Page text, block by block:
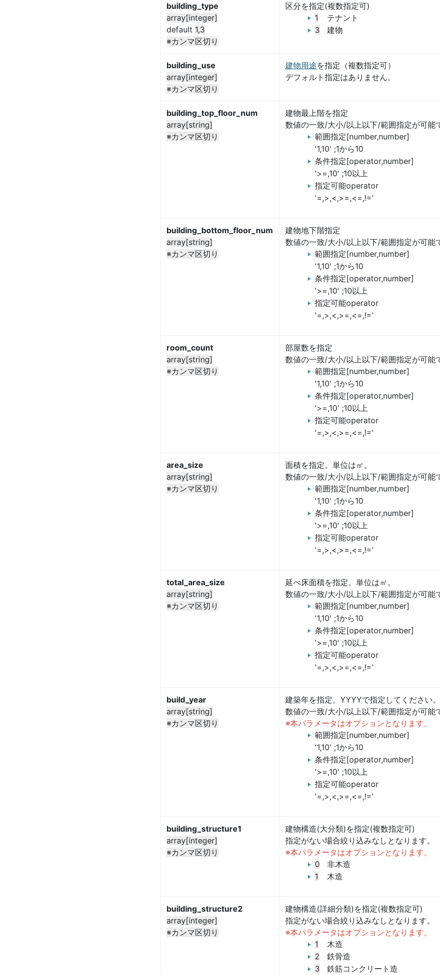
building_type
array[integer]
default 1,3
※カンマ区切り
区分を指定(複数指定可)
1
テナント
3
建物
building_use
array[integer]
※カンマ区切り
建物用途を指定（複数指定可）
デフォルト指定はありません。
building_top_floor_num
array[string]
※カンマ区切り
建物最上階を指定
数値の一致/大小/以上以下/範囲指定が可能
範囲指定[number,number]
'1,10' ;1から10
条件指定[operator,number]
'>=,10' ;10以上
指定可能operator
'=,>,<,>=,<=,!='
building_bottom_floor_num
array[string]
※カンマ区切り
建物地下階指定
数値の一致/大小/以上以下/範囲指定が可能
範囲指定[number,number]
'1,10' ;1から10
条件指定[operator,number]
'>=,10' ;10以上
指定可能operator
'=,>,<,>=,<=,!='
room_count
array[string]
※カンマ区切り
部屋数を指定
数値の一致/大小/以上以下/範囲指定が可能
範囲指定[number,number]
'1,10' ;1から10
条件指定[operator,number]
'>=,10' ;10以上
指定可能operator
'=,>,<,>=,<=,!='
area_size
array[string]
※カンマ区切り
面積を指定。単位は㎡。
数値の一致/大小/以上以下/範囲指定が可能
範囲指定[number,number]
'1,10' ;1から10
条件指定[operator,number]
'>=,10' ;10以上
指定可能operator
'=,>,<,>=,<=,!='
total_area_size
array[string]
※カンマ区切り
延べ床面積を指定。単位は㎡。
数値の一致/大小/以上以下/範囲指定が可能
範囲指定[number,number]
'1,10' ;1から10
条件指定[operator,number]
'>=,10' ;10以上
指定可能operator
'=,>,<,>=,<=,!='
build_year
array[string]
※カンマ区切り
建築年を指定。YYYYで指定してください。
数値の一致/大小/以上以下/範囲指定が可能
※本パラメータはオプションとなります。
範囲指定[number,number]
'1,10' ;1から10
条件指定[operator,number]
'>=,10' ;10以上
指定可能operator
'=,>,<,>=,<=,!='
building_structure1
array[integer]
※カンマ区切り
建物構造(大分類)を指定(複数指定可)
指定がない場合絞り込みなしとなります。
※本パラメータはオプションとなります。
0
非木造
1
木造
building_structure2
array[integer]
※カンマ区切り
建物構造(詳細分類)を指定(複数指定可)
指定がない場合絞り込みなしとなります。
※本パラメータはオプションとなります。
1
木造
2
鉄骨造
3
鉄筋コンクリート造